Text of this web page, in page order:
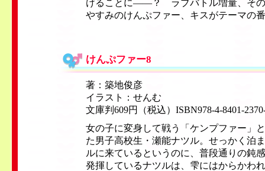
けることに——？ ラブバトル増量、その
やすみのけんぷファー、キスがテーマの
けんぷファー8
著：築地俊彦
イラスト：せんむ
文庫判609円（税込）ISBN978-4-8401-
女の子に変身して戦う「ケンプファー」
た男子高校生・瀬能ナツル。せっかく泊
ルに来ているというのに、普段通りの鈍
発揮しているナツルは、雫にはからかわ